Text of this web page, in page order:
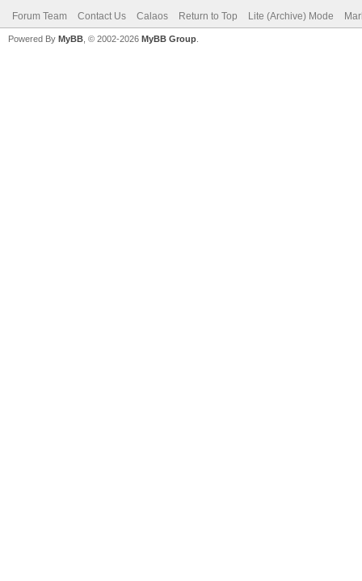
Forum Team Contact Us Calaos Return to Top Lite (Archive) Mode
Powered By MyBB , © 2002-2026 MyBB Group